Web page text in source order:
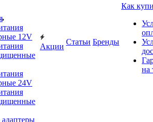
12V
24V
Акции
Статьи Бренды
Как
на